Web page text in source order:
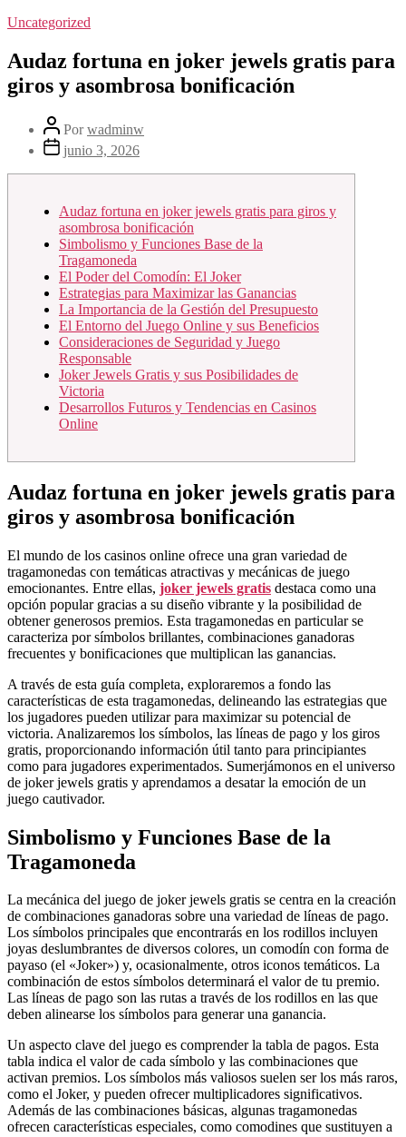
Uncategorized
Audaz fortuna en joker jewels gratis para
giros y asombrosa bonificación
Porwadminw
junio 3, 2026
Audaz fortuna en joker jewels gratis para giros y
asombrosa bonificación
Simbolismo y Funciones Base de la
Tragamoneda
El Poder del Comodín: El Joker
Estrategias para Maximizar las Ganancias
La Importancia de la Gestión del Presupuesto
El Entorno del Juego Online y sus Beneficios
Consideraciones de Seguridad y Juego
Responsable
Joker Jewels Gratis y sus Posibilidades de
Victoria
Desarrollos Futuros y Tendencias en Casinos
Online
Audaz fortuna en joker jewels gratis para
giros y asombrosa bonificación
El mundo de los casinos online ofrece una gran variedad de
tragamonedas con temáticas atractivas y mecánicas de juego
emocionantes. Entre ellas, joker jewels gratis destaca como una
opción popular gracias a su diseño vibrante y la posibilidad de
obtener generosos premios. Esta tragamonedas en particular se
caracteriza por símbolos brillantes, combinaciones ganadoras
frecuentes y bonificaciones que multiplican las ganancias.
A través de esta guía completa, exploraremos a fondo las
características de esta tragamonedas, delineando las estrategias que
los jugadores pueden utilizar para maximizar su potencial de
victoria. Analizaremos los símbolos, las líneas de pago y los giros
gratis, proporcionando información útil tanto para principiantes
como para jugadores experimentados. Sumerjámonos en el universo
de joker jewels gratis y aprendamos a desatar la emoción de un
juego cautivador.
Simbolismo y Funciones Base de la
Tragamoneda
La mecánica del juego de joker jewels gratis se centra en la creación
de combinaciones ganadoras sobre una variedad de líneas de pago.
Los símbolos principales que encontrarás en los rodillos incluyen
joyas deslumbrantes de diversos colores, un comodín con forma de
payaso (el «Joker») y, ocasionalmente, otros iconos temáticos. La
combinación de estos símbolos determinará el valor de tu premio.
Las líneas de pago son las rutas a través de los rodillos en las que
deben alinearse los símbolos para generar una ganancia.
Un aspecto clave del juego es comprender la tabla de pagos. Esta
tabla indica el valor de cada símbolo y las combinaciones que
activan premios. Los símbolos más valiosos suelen ser los más raros,
como el Joker, y pueden ofrecer multiplicadores significativos.
Además de las combinaciones básicas, algunas tragamonedas
ofrecen características especiales, como comodines que sustituyen a